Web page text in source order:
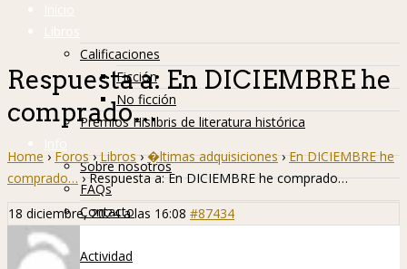
Inicio
Libros
Calificaciones
Ficción
No ficción
Premios Hislibris de literatura histórica
Info
Sobre nosotros
FAQs
Contacto
Hislibreños
Actividad
Respuesta a: En DICIEMBRE he
comprado…
Home › Foros › Libros › �ltimas adquisiciones › En DICIEMBRE he
comprado… › Respuesta a: En DICIEMBRE he comprado…
18 diciembre, 2024 a las 16:08 #87434